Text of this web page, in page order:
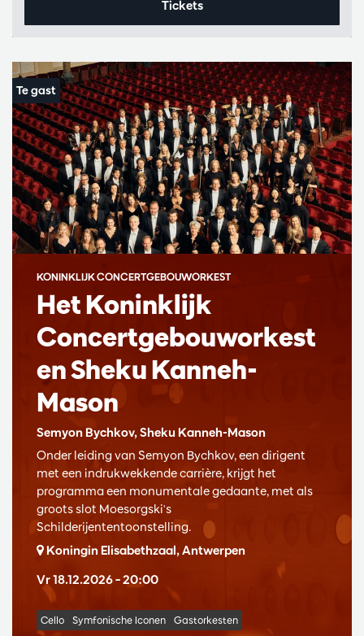
Tickets
Het Koninklijk
Concertgebouworkest
en Sheku Kanneh-
Mason
Semyon Bychkov, Sheku Kanneh-Mason
KONINKLIJK CONCERTGEBOUWORKEST
Vr 18.12.2026– 20:00
Onder leiding van Semyon Bychkov, een dirigent
met een indrukwekkende carrière, krijgt het
programma een monumentale gedaante, met als
groots slot Moesorgski's
Schilderijententoonstelling.
Koningin Elisabethzaal, Antwerpen
Cello Symfonische Iconen Gastorkesten